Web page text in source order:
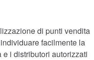
rinnovabili
di punti vendita
facilmente la
i distributori autorizzati